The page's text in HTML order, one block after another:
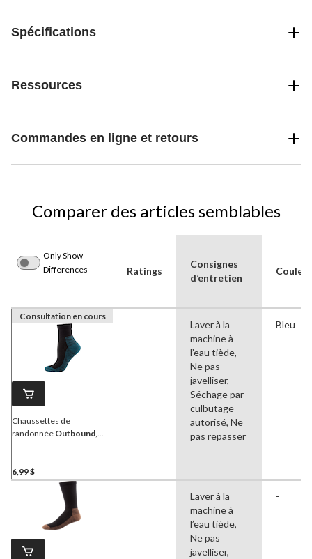
Spécifications
Ressources
Commandes en ligne et retours
Comparer des articles semblables
Only Show
Differences
Ratings
Consignes
d’entretien
Couleur
Consultation en cours
Chaussettes de
randonnée Outbound,
6,99 $
Laver à la
machine à
l’eau tiède,
Ne pas
javelliser,
Séchage par
culbutage
autorisé, Ne
pas repasser
Bleu
Laver à la
machine à
l’eau tiède,
Ne pas
javelliser,
-